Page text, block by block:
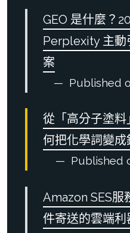
GEO 是什麼？
Perplexity 主動
案
Published
從「高分子塗料
何把化學詞變成
Published
Amazon SES服
件寄送的雲端利